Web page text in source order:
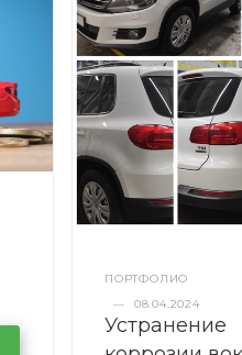
ПОРТФОЛИО
—
08.04.2024
Устранение